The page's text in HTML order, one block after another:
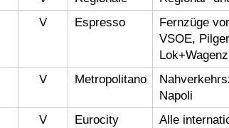
V Espresso
Fernzüge
VSOE,
V Metropolitano
Napoli
V Eurocity
Alle